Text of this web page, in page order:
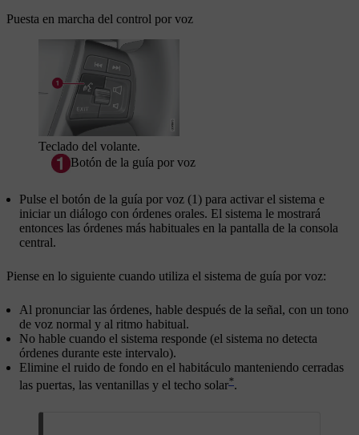
Puesta en marcha del control por voz
Teclado del volante.
Botón de la guía por voz
Pulse el botón de la guía por voz (1) para activar el sistema e
iniciar un diálogo con órdenes orales. El sistema le mostrará
entonces las órdenes más habituales en la pantalla de la consola
central.
Piense en lo siguiente cuando utiliza el sistema de guía por voz:
Al pronunciar las órdenes, hable después de la señal, con un tono
de voz normal y al ritmo habitual.
No hable cuando el sistema responde (el sistema no detecta
órdenes durante este intervalo).
Elimine el ruido de fondo en el habitáculo manteniendo cerradas
las puertas, las ventanillas y el techo solar*.